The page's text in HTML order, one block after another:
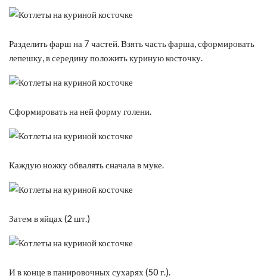
Разделить фарш на 7 частей. Взять часть фарша, сформировать
лепешку, в середину положить куриную косточку.
Сформировать на ней форму голени.
Каждую ножку обвалять сначала в муке.
Затем в яйцах (2 шт.)
И в конце в панировочных сухарях (50 г.).